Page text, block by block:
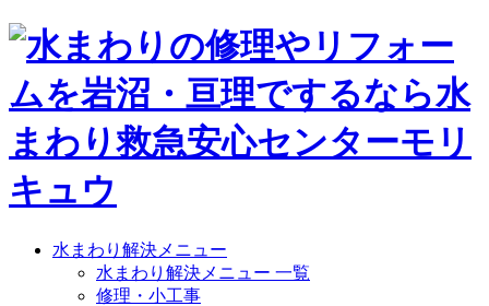
水まわり解決メニュー
水まわり解決メニュー 一覧
修理・小工事